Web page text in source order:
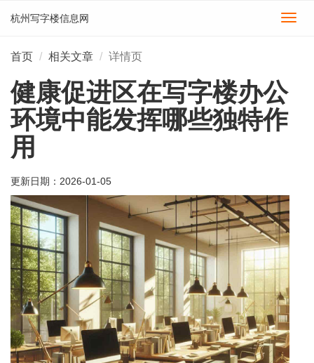
切
杭州写字楼信息网
首页 相关文章 详情页
健康促进区在写字楼办公
环境中能发挥哪些独特作
用
更新日期： 2026-01-05